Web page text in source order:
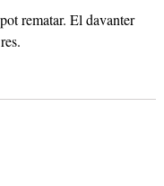
rematar. El davanter